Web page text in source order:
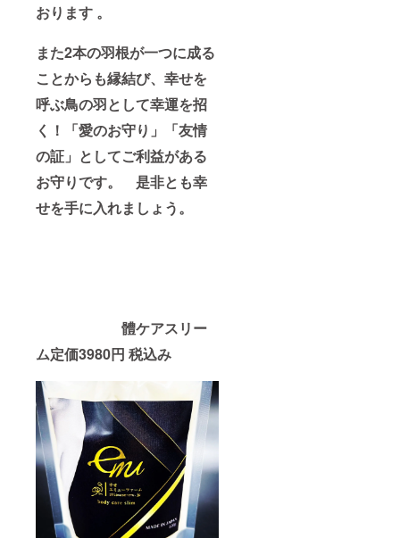
おります 。
また2本の羽根が一つに成る
ことからも縁結び、幸せを
呼ぶ鳥の羽として幸運を招
く！「愛のお守り」「友情
の証」としてご利益がある
お守りです。 是非とも幸
せを手に入れましょう。
體ケアスリー
ム定価3980円 税込み